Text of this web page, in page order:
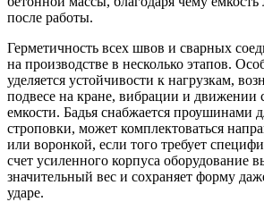
после работы.
Герметичность всех швов и сварных
на производстве в несколько этапов.
уделяется устойчивости к нагрузкам,
подвесе на кране, вибрации и движении
емкости. Бадья снабжается проушинами
строповки, может комплектоваться
или воронкой, если того требует
счет усиленного корпуса оборудование
значительный вес и сохраняет форму
ударе.